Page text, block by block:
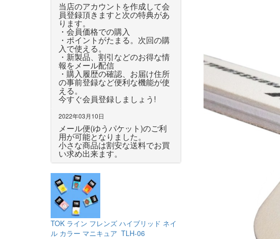
当店のアカウントを作成して会
員登録頂きますと次の特典があ
ります。
・会員価格での購入
・ポイントがたまる。次回の購
入で使える。
・新製品、割引などのお得な情
報をメール配信
・購入履歴の確認、お届け住所
の事前登録など便利な機能が使
える。
今すぐ会員登録しましょう!
2022年03月10日
メール便(ゆうパケット)のご利
用が可能となりました。
小さな商品は割安な送料でお買
い求め出来ます。
TOK ライン フレンズ ハイブリッド ネイ
ル カラー マニキュア TLH-06